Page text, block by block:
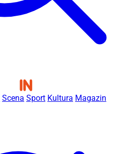
Scena Sport Kultura Magazin